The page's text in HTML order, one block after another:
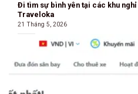
Đi tìm sự bình yên tại các khu
Traveloka
21 Tháng 5, 2026